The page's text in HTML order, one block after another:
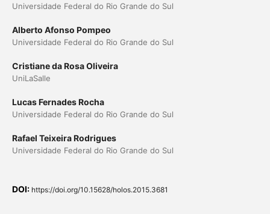
Universidade Federal do Rio Grande do Sul
Alberto Afonso Pompeo
Universidade Federal do Rio Grande do Sul
Cristiane da Rosa Oliveira
UniLaSalle
Lucas Fernades Rocha
Universidade Federal do Rio Grande do Sul
Rafael Teixeira Rodrigues
Universidade Federal do Rio Grande do Sul
DOI: https://doi.org/10.15628/holos.2015.3681